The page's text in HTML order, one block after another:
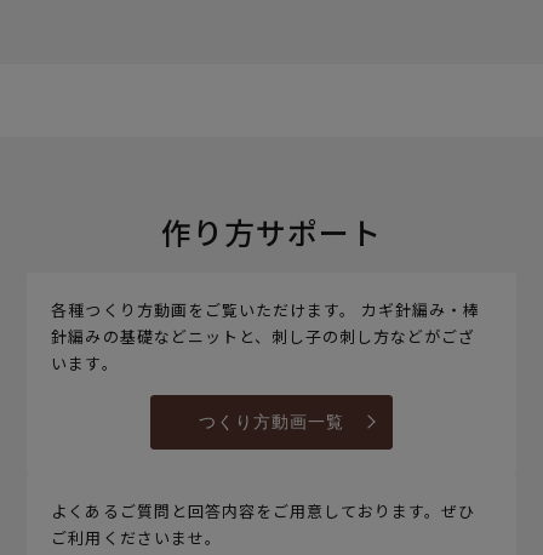
作り方サポート
各種つくり方動画をご覧いただけます。 カギ針編み・棒
針編みの基礎などニットと、刺し子の刺し方などがござ
います。
つくり方動画一覧
よくあるご質問と回答内容をご用意しております。ぜひ
ご利用くださいませ。